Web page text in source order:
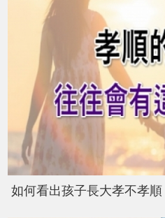
如何看出孩子長大孝不孝順